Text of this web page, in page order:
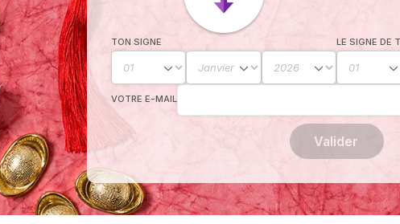
TON SIGNE LE SIGNE DE
VOTRE E-MAIL
Valider